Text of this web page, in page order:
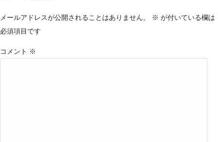
メールアドレスが公開されることはありません。 ※ が付いている欄は
必須項目です
コメント ※